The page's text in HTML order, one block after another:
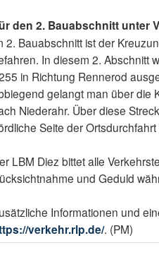
den 2. Bauabschnitt unter
2. Bauabschnitt ist der
In diesem 2. Abschnitt
in Richtung Rennerod
gelangt man über die
Niederahr. Über diese
Seite der
LBM Diez bittet alle
und Geduld
Informationen und
verkehr.rlp.de/. (PM)